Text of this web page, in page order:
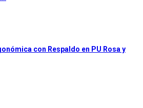
con Respaldo en PU Rosa y